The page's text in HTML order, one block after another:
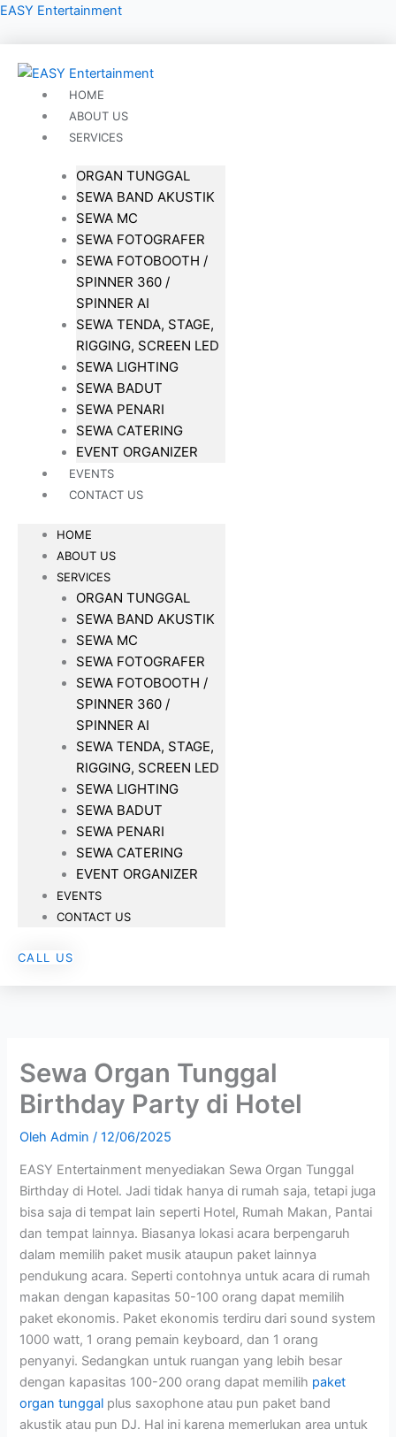
Lewati
EASY Entertainment
HOME
ABOUT US
SERVICES
ORGAN TUNGGAL
SEWA BAND AKUSTIK
SEWA MC
SEWA FOTOGRAFER
SEWA FOTOBOOTH /
SPINNER 360 /
SPINNER AI
SEWA TENDA, STAGE,
RIGGING, SCREEN LED
SEWA LIGHTING
SEWA BADUT
SEWA PENARI
SEWA CATERING
EVENT ORGANIZER
EVENTS
CONTACT US
HOME
ABOUT US
SERVICES
ORGAN TUNGGAL
SEWA BAND AKUSTIK
SEWA MC
SEWA FOTOGRAFER
SEWA FOTOBOOTH /
SPINNER 360 /
SPINNER AI
SEWA TENDA, STAGE,
RIGGING, SCREEN LED
SEWA LIGHTING
SEWA BADUT
SEWA PENARI
SEWA CATERING
EVENT ORGANIZER
EVENTS
CONTACT US
CALL US
Sewa Organ Tunggal
Birthday Party di Hotel
OlehAdmin /12/06/2025
EASY Entertainment menyediakan Sewa Organ Tunggal
Birthday di Hotel. Jadi tidak hanya di rumah saja, tetapi juga
bisa saja di tempat lain seperti Hotel, Rumah Makan, Pantai
dan tempat lainnya. Biasanya lokasi acara berpengaruh
dalam memilih paket musik ataupun paket lainnya
pendukung acara. Seperti contohnya untuk acara di rumah
makan dengan kapasitas 50-100 orang dapat memilih
paket ekonomis. Paket ekonomis terdiru dari sound system
1000 watt, 1 orang pemain keyboard, dan 1 orang
penyanyi. Sedangkan untuk ruangan yang lebih besar
dengan kapasitas 100-200 orang dapat memilih paket
organ tunggal plus saxophone atau pun paket band
akustik atau pun DJ. Hal ini karena memerlukan area untuk